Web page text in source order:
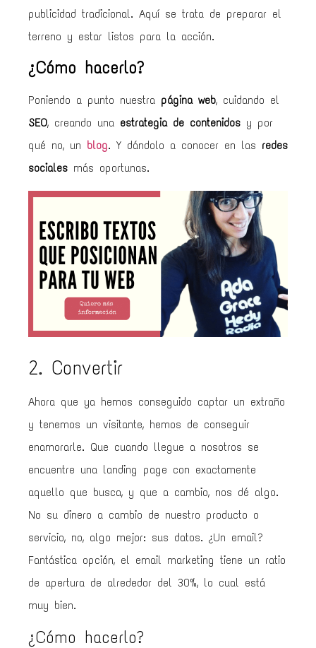
publicidad tradicional. Aquí se trata de preparar el
terreno y estar listos para la acción.
¿Cómo hacerlo?
Poniendo a punto nuestra página web, cuidando el
SEO, creando una estrategia de contenidos y por
qué no, un blog. Y dándolo a conocer en las redes
sociales más oportunas.
2. Convertir
Ahora que ya hemos conseguido captar un extraño
y tenemos un visitante, hemos de conseguir
enamorarle. Que cuando llegue a nosotros se
encuentre una landing page con exactamente
aquello que busca, y que a cambio, nos dé algo.
No su dinero a cambio de nuestro producto o
servicio, no, algo mejor: sus datos. ¿Un email?
Fantástica opción, el email marketing tiene un ratio
de apertura de alrededor del 30%, lo cual está
muy bien.
¿Cómo hacerlo?